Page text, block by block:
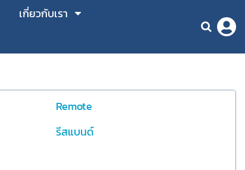
เกี่ยวกับเรา
Remote
รีสแบนด์